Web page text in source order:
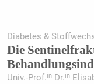
Diabetes &
Die
Univ.-Prof.inDr.in